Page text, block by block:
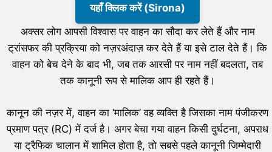
यहाँ क्लिक करें (Sirona)
अक्सर लोग आपसी विश्वास पर वाहन का सौदा कर लेते हैं और नाम
ट्रांसफर की प्रक्रिया को नज़रअंदाज़ कर देते हैं या इसे टाल देते हैं। कि
वाहन को बेच देने के बाद भी, जब तक आरसी पर नाम नहीं बदलता, तब
तक कानूनी रूप से मालिक आप ही रहते हैं।
कानून की नज़र में, वाहन का ‘मालिक’ वह व्यक्ति है जिसका नाम पंजीकरण
प्रमाण पत्र (RC) में दर्ज है। अगर बेचा गया वाहन किसी दुर्घटना, अपराध
या ट्रैफिक चालान में शामिल होता है, तो सबसे पहले कानूनी जिम्मेदारी